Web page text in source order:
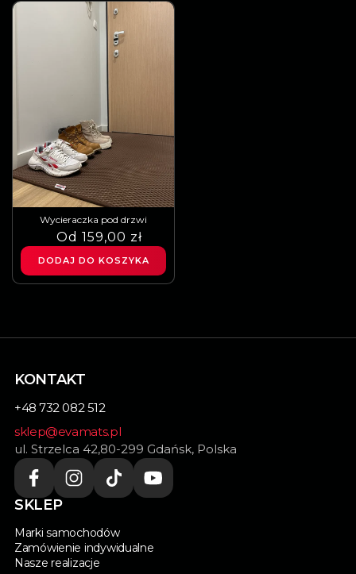
Wycieraczka pod drzwi
Cena
regularna
Cena
sprzedaży
Od 159,00 zł
DODAJ DO KOSZYKA
SKLEP
Marki samochodów
Zamówienie indywidualne
Nasze realizacje
KONTAKT
+48 732 082 512
sklep@evamats.pl
ul. Strzelca 42,80-299 Gdańsk, Polska